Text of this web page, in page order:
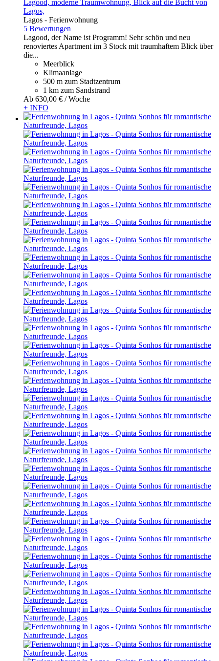
Lagood, moderne Traumwohnung, Blick auf die Bucht von
Lagos,
Lagos - Ferienwohnung
5 Bewertungen
Lagood, der Name ist Programm! Sehr schön und neu
renoviertes Apartment im 3 Stock mit traumhaftem Blick über
die...
Meerblick
Klimaanlage
500 m zum Stadtzentrum
1 km zum Sandstrand
Ab 630,00 € / Woche
+ INFO